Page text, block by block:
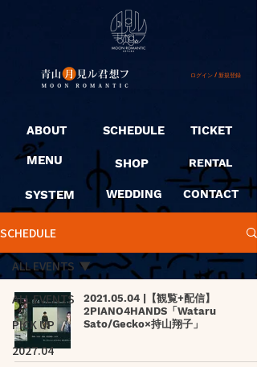
ログイン / 新規登録
ABOUT
MENU
SYSTEM
SCHEDULE
SHOP
WEDDING
TICKET
RENTAL
CONTACT
SCHEDULE
ALL EVENTS
PICK UP
2027.04
ALL EVENTS
2021.05.04 |【観覧+配信】
2PIANO4HANDS「Wataru
Sato/Gecko×持山翔子」